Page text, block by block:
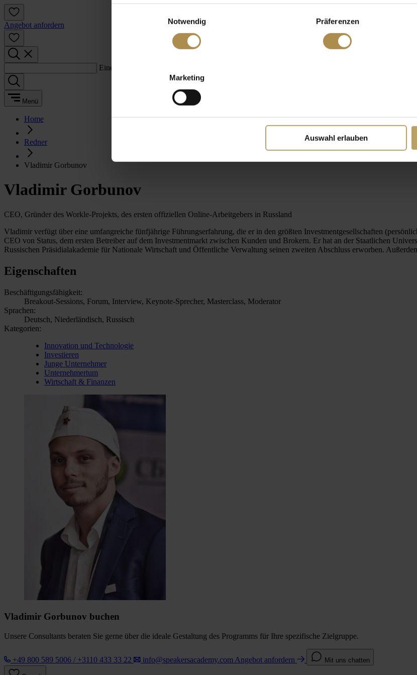
Notwendig
Präferenzen
Marketing
Auswahl erlauben
Angebot anfordern
Einen Suchbegriff eingeben:
Menü
Home
Redner
Vladimir Gorbunov
Vladimir Gorbunov
CEO, Gründer des Workle-Projekts, des ersten offiziellen Online-Arbeitgebers in Russland
Vladimir verfügt über eine umfangreiche fünfjährige Führungserfahrung, die er in den größten Investmentgesellschaften
CEO von Status, dem ersten Betreiber auf dem Investmentmarkt zwischen Kunden und Brokern. Er hat an der Staatlichen
Russischen Präsidialakademie für Nationale Wirtschaft und Öffentliche Verwaltung seinen zweiten Abschluss erworben.
Eigenschaften
Beschäftigungsfähigkeit:
Breakout-Sessions, Forum, Interview, Keynote-Sprecher, Masterclass, Moderator
Sprachen:
Deutsch, Niederländisch, Russisch
Kategorien:
Innovation und Technologie
Investieren
Junge Unternehmer
Unternehmertum
Wirtschaft & Finanzen
Vladimir Gorbunov buchen
Unsere Consultants beraten Sie gerne über die ideale Gestaltung des Programms für Ihre spezifische Zielgruppe.
+49 800 589 5006 / +3110 433 33 22 info@speakersacademy.com Angebot anfordern Mit uns chatten